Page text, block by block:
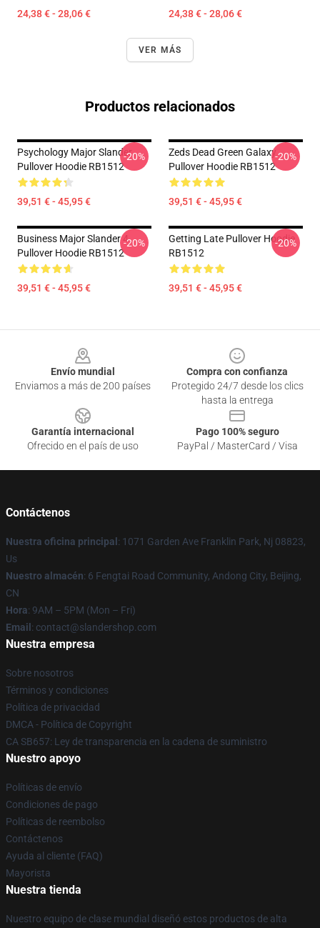
24,38 € - 28,06 € 24,38 € - 28,06 €
VER MÁS
Productos relacionados
Psychology Major Slander
Pullover Hoodie RB1512
39,51 € - 45,95 €
-20%
Zeds Dead Green Galaxy
Pullover Hoodie RB1512
39,51 € - 45,95 €
-20%
Business Major Slander 4
Pullover Hoodie RB1512
39,51 € - 45,95 €
-20%
Getting Late Pullover Hoodie
RB1512
39,51 € - 45,95 €
-20%
Envío mundial
Enviamos a más de 200 países
Compra con confianza
Protegido 24/7 desde los clics
hasta la entrega
Garantía internacional
Ofrecido en el país de uso
Pago 100% seguro
PayPal / MasterCard / Visa
Contáctenos
Nuestra oficina principal : 1071 Garden Ave Franklin Park, Nj 08823,
Us
Nuestro almacén: 6 Fengtai Road Community, Andong City, Beijing,
CN
Hora: 9AM – 5PM (Mon – Fri)
Email : contact@slandershop.com
Nuestra empresa
Sobre nosotros
Términos y condiciones
Política de privacidad
DMCA - Política de Copyright
CA SB657: Ley de transparencia en la cadena de suministro
Nuestro apoyo
Políticas de envío
Condiciones de pago
Políticas de reembolso
Contáctenos
Ayuda al cliente (FAQ)
Mayorista
Nuestra tienda
Nuestro equipo de clase mundial diseñó estos productos de alta